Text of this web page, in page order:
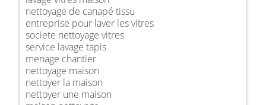
nettoyage de canapé tissu
entreprise pour laver les vitres
societe nettoyage vitres
service lavage tapis
menage chantier
nettoyage maison
nettoyer la maison
nettoyer une maison